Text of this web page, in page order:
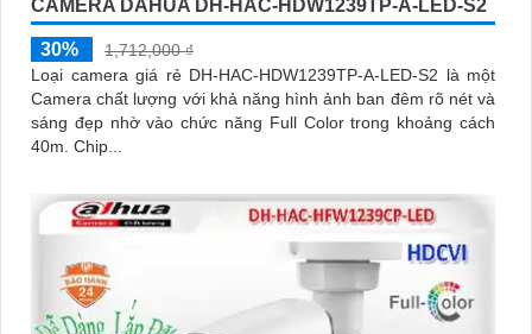
CAMERA DAHUA DH-HAC-HDW1239TP-A-LED-S2
30%
1,712,000 ₫
Loại camera giá rẻ DH-HAC-HDW1239TP-A-LED-S2 là một
Camera chất lượng với khả năng hình ảnh ban đêm rõ nét và
sáng đẹp nhờ vào chức năng Full Color trong khoảng cách
40m. Chip...